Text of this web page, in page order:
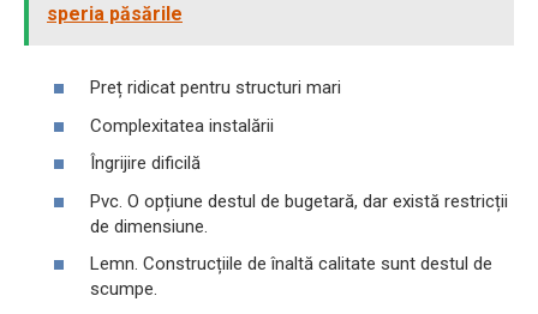
speria păsările
Preț ridicat pentru structuri mari
Complexitatea instalării
Îngrijire dificilă
Pvc. O opțiune destul de bugetară, dar există restricții
de dimensiune.
Lemn. Construcțiile de înaltă calitate sunt destul de
scumpe.